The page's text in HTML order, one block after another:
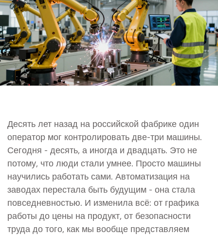
Десять лет назад на российской фабрике один
оператор мог контролировать две-три машины.
Сегодня - десять, а иногда и двадцать. Это не
потому, что люди стали умнее. Просто машины
научились работать сами. Автоматизация на
заводах перестала быть будущим - она стала
повседневностью. И изменила всё: от графика
работы до цены на продукт, от безопасности
труда до того, как мы вообще представляем